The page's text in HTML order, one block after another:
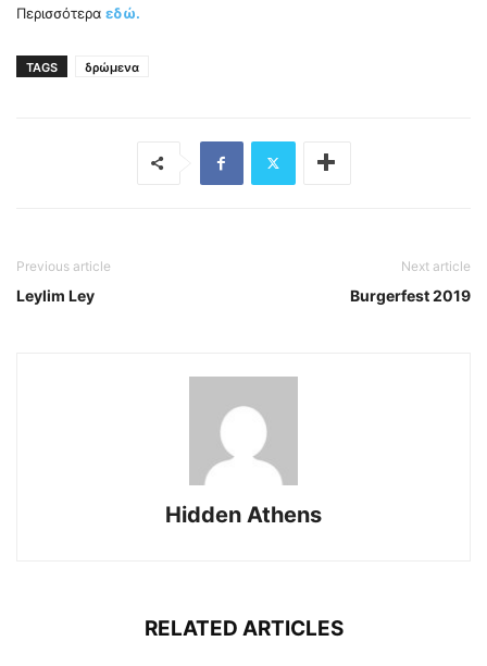
Περισσότερα εδώ.
TAGS δρώμενα
Previous article
Leylim Ley
Next article
Burgerfest 2019
Hidden Athens
RELATED ARTICLES